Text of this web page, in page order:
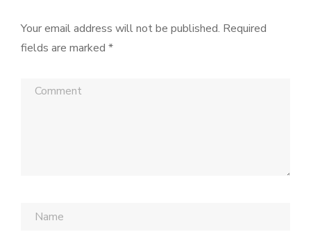
Your email address will not be published. Required
fields are marked *